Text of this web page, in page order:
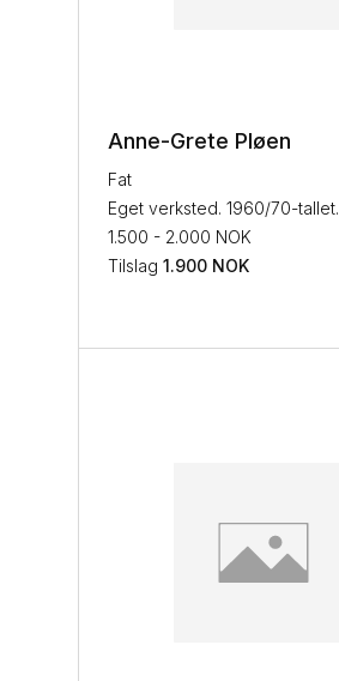
Anne-Grete Pløen
Fat
Eget verksted. 1960/70-tallet.
1.500 - 2.000 NOK
Tilslag 1.900 NOK